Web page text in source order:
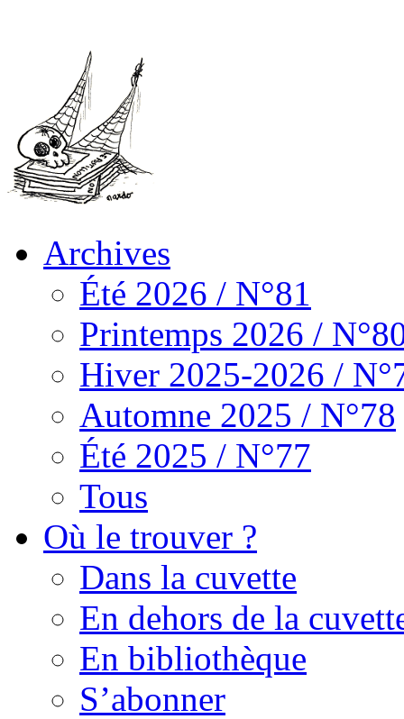
Archives
Été 2026 / N°81
Printemps 2026 /
Hiver 2025-2026 /
Automne 2025 / N°78
Été 2025 / N°77
Tous
Où le trouver ?
Dans la cuvette
En dehors de la
En bibliothèque
S’abonner